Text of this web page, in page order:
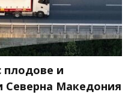
плодове и
Северна Македония